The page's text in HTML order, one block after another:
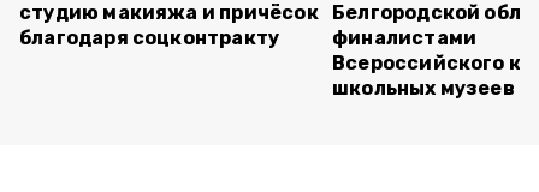
студию макияжа и причёсок
благодаря соцконтракту
Белгородской
финалистами
Всероссийского
школьных музеев